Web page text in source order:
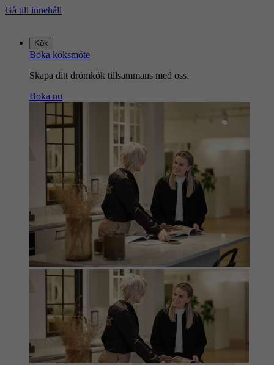
Gå till innehåll
startsidan
Kök
Boka köksmöte
Skapa ditt drömkök tillsammans med oss.
Boka nu